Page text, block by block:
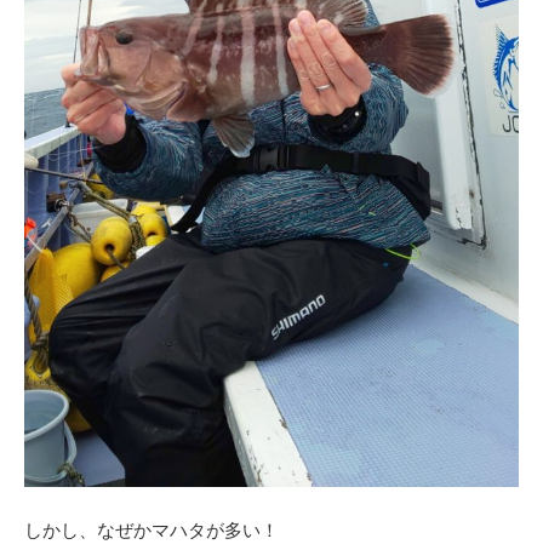
しかし、なぜかマハタが多い！